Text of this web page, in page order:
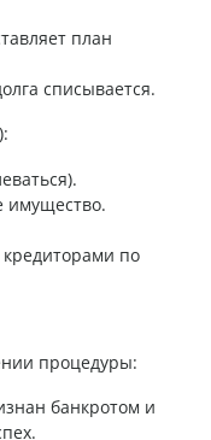
план
списывается.
по
процедуры:
банкротом и